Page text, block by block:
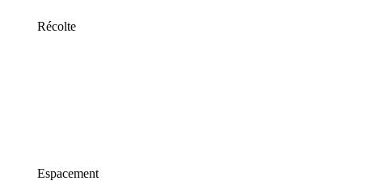
Récolte
Espacement